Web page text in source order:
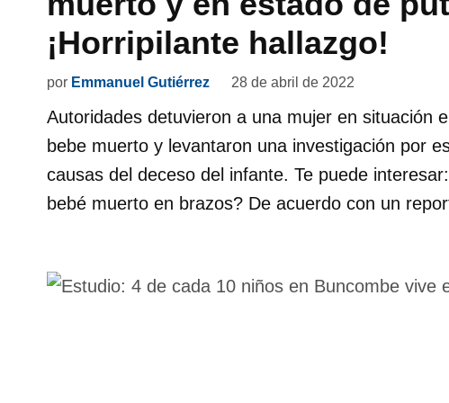
¡Horripilante hallazgo!
por Emmanuel Gutiérrez 28 de abril de 2022
Autoridades detuvieron a una mujer en situación
bebe muerto y levantaron una investigación por
causas del deceso del infante. Te puede
bebé muerto en brazos? De acuerdo con un